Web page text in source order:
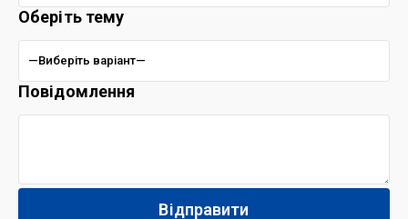
Оберіть тему
Повідомлення